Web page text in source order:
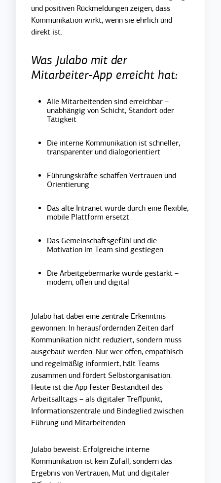
und positiven Rückmeldungen zeigen, dass
Kommunikation wirkt, wenn sie ehrlich und
direkt ist.
Was Julabo mit der
Mitarbeiter-App erreicht hat:
Alle Mitarbeitenden sind erreichbar –
unabhängig von Schicht, Standort oder
Tätigkeit
Die interne Kommunikation ist schneller,
transparenter und dialogorientiert
Führungskräfte schaffen Vertrauen und
Orientierung
Das alte Intranet wurde durch eine flexible,
mobile Plattform ersetzt
Das Gemeinschaftsgefühl und die
Motivation im Team sind gestiegen
Die Arbeitgebermarke wurde gestärkt –
modern, offen und digital
Julabo hat dabei eine zentrale Erkenntnis
gewonnen: In herausfordernden Zeiten darf
Kommunikation nicht reduziert, sondern muss
ausgebaut werden. Nur wer offen, empathisch
und regelmäßig informiert, hält Teams
zusammen und fördert Selbstorganisation.
Heute ist die App fester Bestandteil des
Arbeitsalltags – als digitaler Treffpunkt,
Informationszentrale und Bindeglied zwischen
Führung und Mitarbeitenden.
Julabo beweist: Erfolgreiche interne
Kommunikation ist kein Zufall, sondern das
Ergebnis von Vertrauen, Mut und digitaler